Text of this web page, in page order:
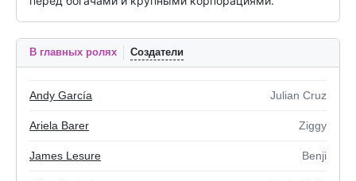
В главных ролях Создатели
Andy García Julian Cruz
Ariela Barer Ziggy
James Lesure Benji